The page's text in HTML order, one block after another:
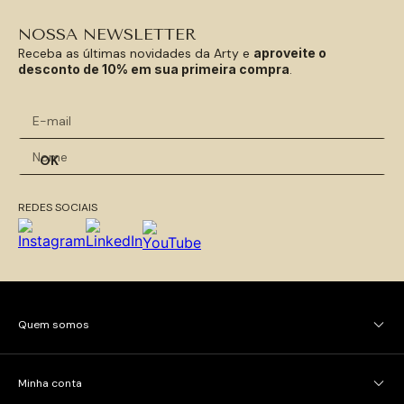
NOSSA NEWSLETTER
Receba as últimas novidades da Arty e aproveite o
desconto de 10% em sua primeira compra.
OK
REDES SOCIAIS
Quem somos
Minha conta